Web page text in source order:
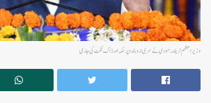
وزیر اعظم نریندر مودی نے سری اروبندو پر سکہ اور ڈاک ٹکٹ کی جاری